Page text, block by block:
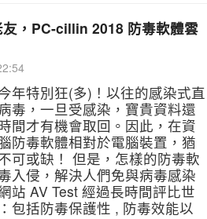
，PC-cillin 2018 防毒軟體雲
年特別狂(多)！以往的感染式直
毒，一旦受感染，寶貴資料還
間才有機會取回。因此，在資
防毒軟體相對於電腦裝置，猶
可或缺！ 但是，怎樣的防毒軟
入侵，解決人們免與病毒感染
站 AV Test 經過長時間評比世
包括防毒保護性 , 防毒效能以